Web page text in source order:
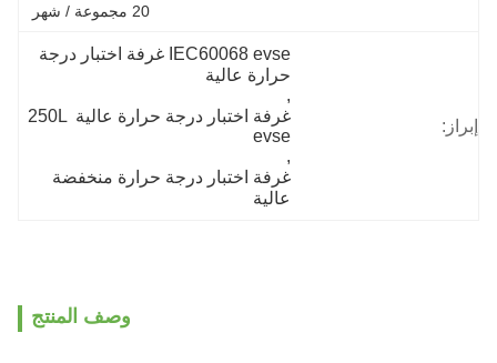
20 مجموعة / شهر
إبراز:
IEC60068 evse غرفة اختبار درجة
حرارة عالية
,
غرفة اختبار درجة حرارة عالية 250L
evse
,
غرفة اختبار درجة حرارة منخفضة
عالية
وصف المنتج